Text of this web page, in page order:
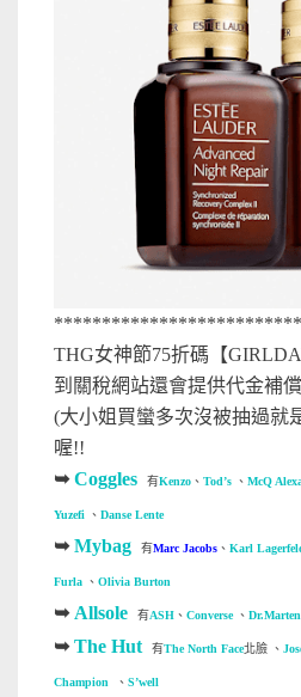
THG女神節75折碼【
到關稅網站還會提供代金補
(大小姐買蠻多次沒被抽過就
喔!!
➥Coggles 有Kenzo 、 Tod’s 、 McQ
Yuzefi 、 Danse Lente
➥Mybag 有Marc Jacobs 、 Karl
Furla 、 Olivia Burton
➥ Allsole 有ASH 、 Converse 、
➥The Hut 有The North Face北臉 、
Champion 、 S’well